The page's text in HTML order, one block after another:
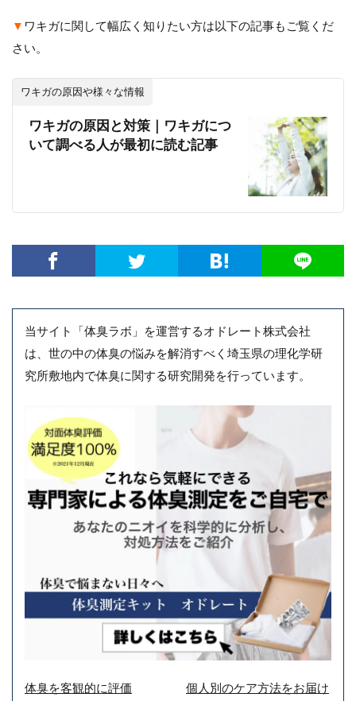
▼ ワキガに関して幅広く知りたい方は以下の記事もご覧くだ
さい。
ワキガの原因や様々な情報
ワキガの原因と対策｜ワキガにつ
いて調べる人が最初に読む記事
当サイト「体臭ラボ」を運営するオドレート株式会社
は、世の中の体臭の悩みを解消すべく埼玉県の理化学研
究所敷地内で体臭に関する研究開発を行っています。
体臭を客観的に評価 個人別のケア方法をお届け